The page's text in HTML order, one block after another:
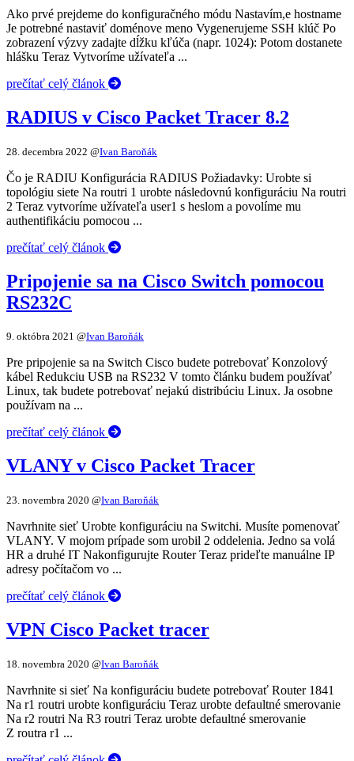
Ako prvé prejdeme do konfiguračného módu Nastavím,e hostname
Je potrebné nastaviť doménove meno Vygenerujeme SSH klúč Po
zobrazení výzvy zadajte dĺžku kľúča (napr. 1024): Potom dostanete
hlášku Teraz Vytvoríme užívateľa ...
prečítať celý článok
RADIUS v Cisco Packet Tracer 8.2
28. decembra 2022 @Ivan Baroňák
Čo je RADIU Konfigurácia RADIUS Požiadavky: Urobte si
topológiu siete Na routri 1 urobte následovnú konfiguráciu Na routri
2 Teraz vytvoríme užívateľa user1 s heslom a povolíme mu
authentifikáciu pomocou ...
prečítať celý článok
Pripojenie sa na Cisco Switch pomocou
RS232C
9. októbra 2021 @Ivan Baroňák
Pre pripojenie sa na Switch Cisco budete potrebovať Konzolový
kábel Redukciu USB na RS232 V tomto článku budem používať
Linux, tak budete potrebovať nejakú distribúciu Linux. Ja osobne
používam na ...
prečítať celý článok
VLANY v Cisco Packet Tracer
23. novembra 2020 @Ivan Baroňák
Navrhnite sieť Urobte konfiguráciu na Switchi. Musíte pomenovať
VLANY. V mojom prípade som urobil 2 oddelenia. Jedno sa volá
HR a druhé IT Nakonfigurujte Router Teraz prideľte manuálne IP
adresy počítačom vo ...
prečítať celý článok
VPN Cisco Packet tracer
18. novembra 2020 @Ivan Baroňák
Navrhnite si sieť Na konfiguráciu budete potrebovať Router 1841
Na r1 routri urobte konfiguráciu Teraz urobte defaultné smerovanie
Na r2 routri Na R3 routri Teraz urobte defaultné smerovanie
Z routra r1 ...